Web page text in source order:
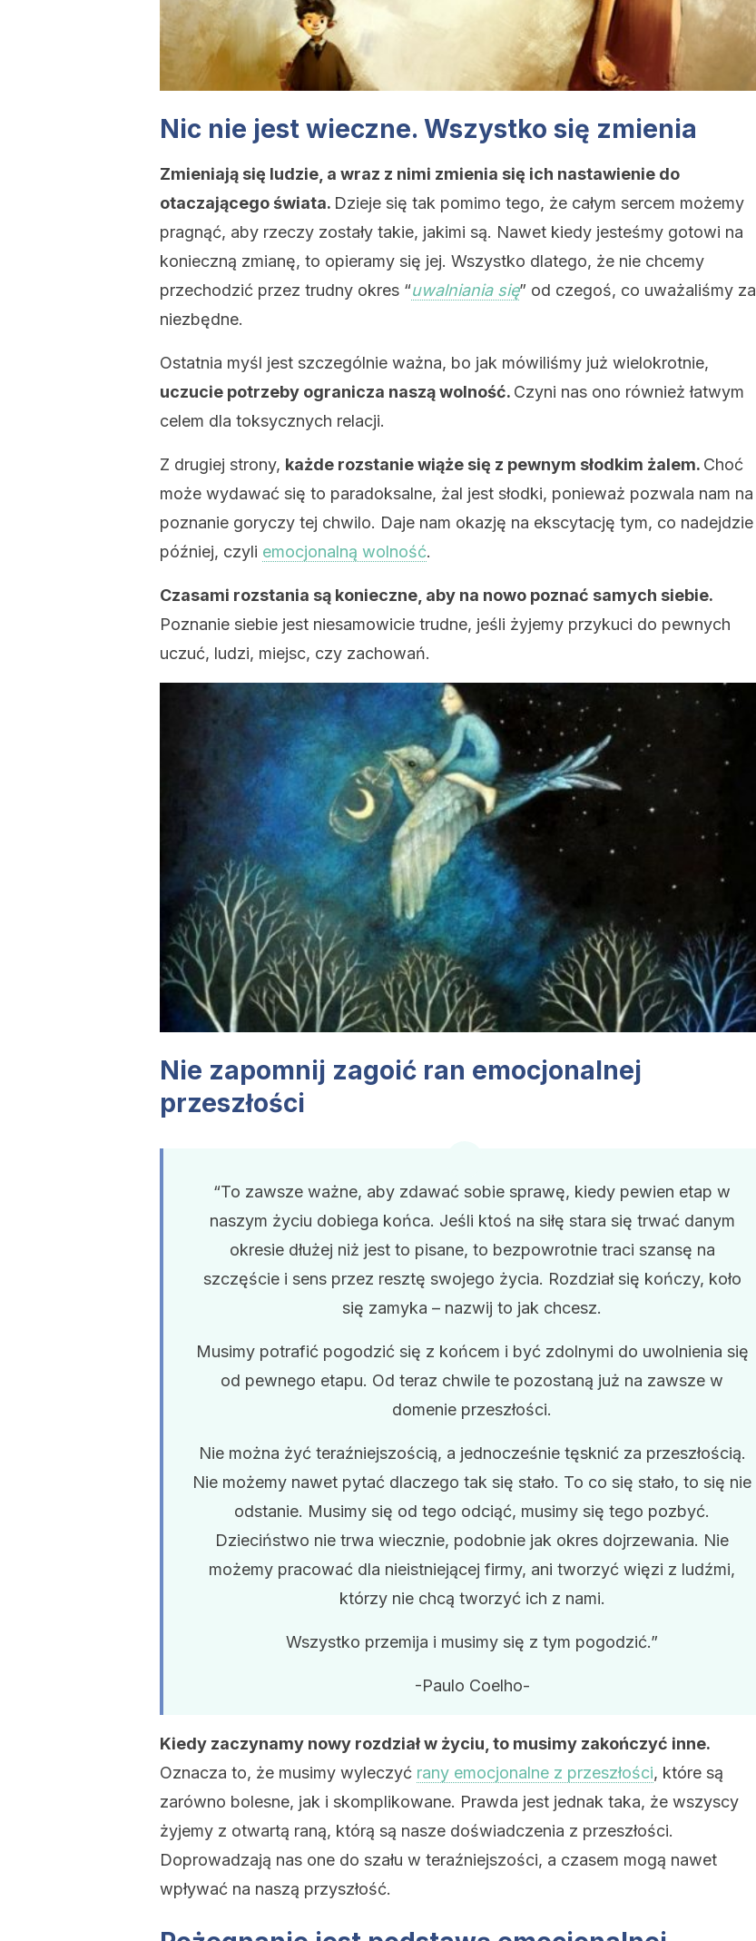
Nic nie jest wieczne. Wszystko się zmienia
Zmieniają się ludzie, a wraz z nimi zmienia się ich nastawienie do
otaczającego świata. Dzieje się tak pomimo tego, że całym sercem możemy
pragnąć, aby rzeczy zostały takie, jakimi są. Nawet kiedy jesteśmy gotowi na
konieczną zmianę, to opieramy się jej. Wszystko dlatego, że nie chcemy
przechodzić przez trudny okres “uwalniania się” od czegoś, co uważaliśmy za
niezbędne.
Ostatnia myśl jest szczególnie ważna, bo jak mówiliśmy już wielokrotnie,
uczucie potrzeby ogranicza naszą wolność. Czyni nas ono również łatwym
celem dla toksycznych relacji.
Z drugiej strony, każde rozstanie wiąże się z pewnym słodkim żalem. Choć
może wydawać się to paradoksalne, żal jest słodki, ponieważ pozwala nam na
poznanie goryczy tej chwilo. Daje nam okazję na ekscytację tym, co nadejdzie
później, czyli emocjonalną wolność.
Czasami rozstania są konieczne, aby na nowo poznać samych siebie.
Poznanie siebie jest niesamowicie trudne, jeśli żyjemy przykuci do pewnych
uczuć, ludzi, miejsc, czy zachowań.
Nie zapomnij zagoić ran emocjonalnej
przeszłości
“To zawsze ważne, aby zdawać sobie sprawę, kiedy pewien etap w
naszym życiu dobiega końca. Jeśli ktoś na siłę stara się trwać danym
okresie dłużej niż jest to pisane, to bezpowrotnie traci szansę na
szczęście i sens przez resztę swojego życia. Rozdział się kończy, koło
się zamyka – nazwij to jak chcesz.
Musimy potrafić pogodzić się z końcem i być zdolnymi do uwolnienia się
od pewnego etapu. Od teraz chwile te pozostaną już na zawsze w
domenie przeszłości.
Nie można żyć teraźniejszością, a jednocześnie tęsknić za przeszłością.
Nie możemy nawet pytać dlaczego tak się stało. To co się stało, to się nie
odstanie. Musimy się od tego odciąć, musimy się tego pozbyć.
Dzieciństwo nie trwa wiecznie, podobnie jak okres dojrzewania. Nie
możemy pracować dla nieistniejącej firmy, ani tworzyć więzi z ludźmi,
którzy nie chcą tworzyć ich z nami.
Wszystko przemija i musimy się z tym pogodzić.”
-Paulo Coelho-
Kiedy zaczynamy nowy rozdział w życiu, to musimy zakończyć inne.
Oznacza to, że musimy wyleczyć rany emocjonalne z przeszłości, które są
zarówno bolesne, jak i skomplikowane. Prawda jest jednak taka, że wszyscy
żyjemy z otwartą raną, którą są nasze doświadczenia z przeszłości.
Doprowadzają nas one do szału w teraźniejszości, a czasem mogą nawet
wpływać na naszą przyszłość.